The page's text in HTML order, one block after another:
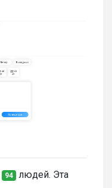
94 людей. Эта